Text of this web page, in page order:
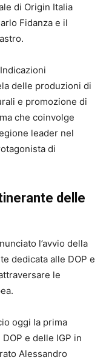
di Origin Italia
Fidanza e il
delle produzioni di
e promozione di
che coinvolge
leader nel
di
delle
l’avvio della
dedicata alle DOP e
le
oggi la prima
e delle IGP in
Alessandro